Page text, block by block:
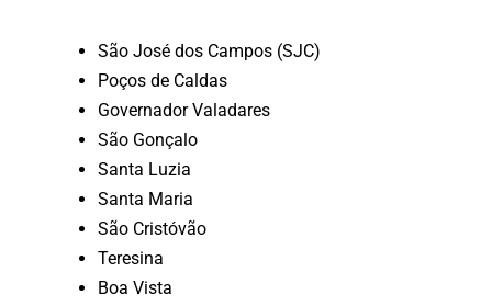
São José dos Campos (SJC)
Poços de Caldas
Governador Valadares
São Gonçalo
Santa Luzia
Santa Maria
São Cristóvão
Teresina
Boa Vista